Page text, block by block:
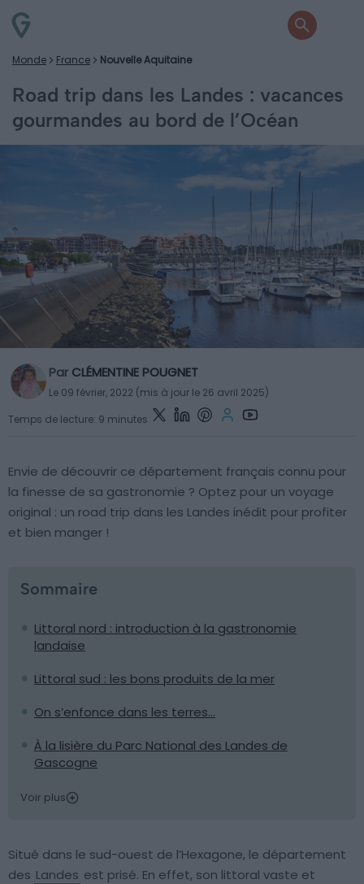
Monde France Nouvelle Aquitaine
Road trip dans les Landes : vacances
gourmandes au bord de l’Océan
Par CLÉMENTINE POUGNET
Le 09 février, 2022 (mis à jour le 26 avril 2025)
Temps de lecture: 9 minutes
Envie de découvrir ce département français connu pour
la finesse de sa gastronomie ? Optez pour un voyage
original : un road trip dans les Landes inédit pour profiter
et bien manger !
Sommaire
Littoral nord : introduction à la gastronomie
landaise
Littoral sud : les bons produits de la mer
On s’enfonce dans les terres…
À la lisière du Parc National des Landes de
Gascogne
Voir plus
Situé dans le sud-ouest de l’Hexagone, le département
des Landes est prisé. En effet, son littoral vaste et